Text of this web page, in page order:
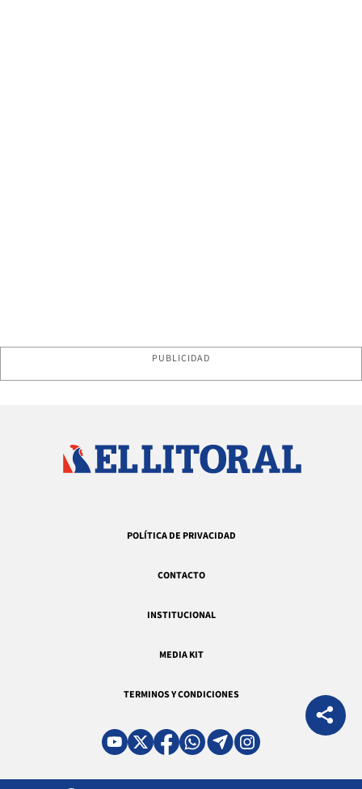
PUBLICIDAD
POLÍTICA DE PRIVACIDAD
CONTACTO
INSTITUCIONAL
MEDIA KIT
TERMINOS Y CONDICIONES